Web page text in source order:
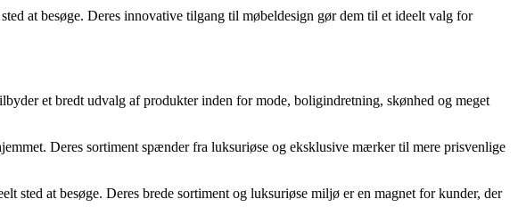
at besøge. Deres innovative tilgang til møbeldesign gør dem til et ideelt valg for
et bredt udvalg af produkter inden for mode, boligindretning, skønhed og meget
Deres sortiment spænder fra luksuriøse og eksklusive mærker til mere prisvenlige
sted at besøge. Deres brede sortiment og luksuriøse miljø er en magnet for kunder, der